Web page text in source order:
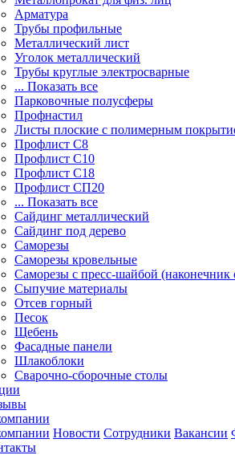
Арматура
Трубы профильные
Металлический лист
Уголок металлический
Трубы круглые электросварные
... Показать все
Парковочные полусферы
Профнастил
Листы плоские с полимерным
Профлист С8
Профлист С10
Профлист С18
Профлист СП20
... Показать все
Сайдинг металлический
Cайдинг под дерево
Саморезы
Саморезы кровельные
Саморезы с пресс-шайбой (наконечник
Сыпучие материалы
Отсев горный
Песок
Щебень
Фасадные панели
Шлакоблоки
Сварочно-сборочные столы
Новости Сотрудники Вакансии